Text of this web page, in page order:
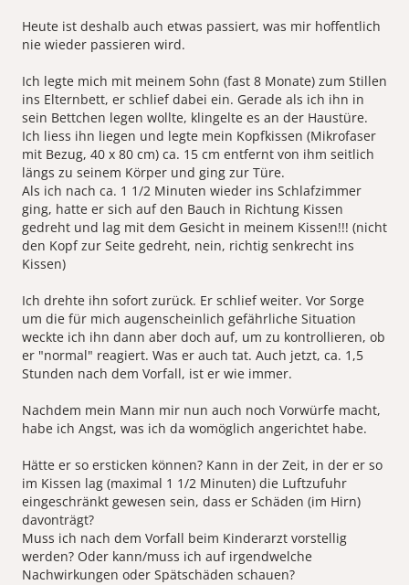
Heute ist deshalb auch etwas passiert, was mir hoffentlich
nie wieder passieren wird.
Ich legte mich mit meinem Sohn (fast 8 Monate) zum Stillen
ins Elternbett, er schlief dabei ein. Gerade als ich ihn in
sein Bettchen legen wollte, klingelte es an der Haustüre.
Ich liess ihn liegen und legte mein Kopfkissen (Mikrofaser
mit Bezug, 40 x 80 cm) ca. 15 cm entfernt von ihm seitlich
längs zu seinem Körper und ging zur Türe.
Als ich nach ca. 1 1/2 Minuten wieder ins Schlafzimmer
ging, hatte er sich auf den Bauch in Richtung Kissen
gedreht und lag mit dem Gesicht in meinem Kissen!!! (nicht
den Kopf zur Seite gedreht, nein, richtig senkrecht ins
Kissen)
Ich drehte ihn sofort zurück. Er schlief weiter. Vor Sorge
um die für mich augenscheinlich gefährliche Situation
weckte ich ihn dann aber doch auf, um zu kontrollieren, ob
er "normal" reagiert. Was er auch tat. Auch jetzt, ca. 1,5
Stunden nach dem Vorfall, ist er wie immer.
Nachdem mein Mann mir nun auch noch Vorwürfe macht,
habe ich Angst, was ich da womöglich angerichtet habe.
Hätte er so ersticken können? Kann in der Zeit, in der er so
im Kissen lag (maximal 1 1/2 Minuten) die Luftzufuhr
eingeschränkt gewesen sein, dass er Schäden (im Hirn)
davonträgt?
Muss ich nach dem Vorfall beim Kinderarzt vorstellig
werden? Oder kann/muss ich auf irgendwelche
Nachwirkungen oder Spätschäden schauen?